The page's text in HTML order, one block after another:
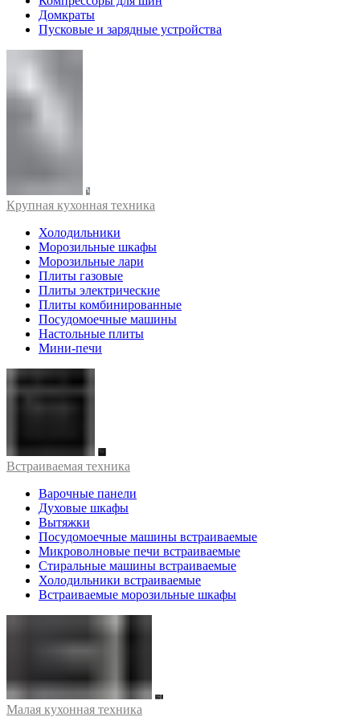
Домкраты
Пусковые и зарядные устройства
Крупная кухонная техника
Холодильники
Морозильные шкафы
Морозильные лари
Плиты газовые
Плиты электрические
Плиты комбинированные
Посудомоечные машины
Настольные плиты
Мини-печи
Встраиваемая техника
Варочные панели
Духовые шкафы
Вытяжки
Посудомоечные машины встраиваемые
Микроволновые печи встраиваемые
Стиральные машины встраиваемые
Холодильники встраиваемые
Встраиваемые морозильные шкафы
Малая кухонная техника